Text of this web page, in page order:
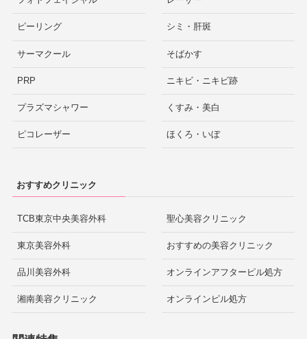
ピーリング
サーマクール
PRP
プラズマシャワー
ピコレーザー
シミ・肝斑
そばかす
ニキビ・ニキビ跡
くすみ・美白
ほくろ・いぼ
おすすめクリニック
TCB東京中央美容外科
東京美容外科
品川美容外科
湘南美容クリニック
聖心美容クリニック
おすすめの美容クリニック
オンラインアフターピル処方
オンラインピル処方